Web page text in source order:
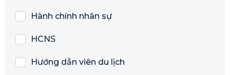
Hành chính nhân sự
HCNS
Hướng dẫn viên du lịch